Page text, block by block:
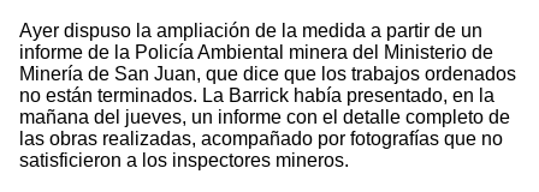
Ayer dispuso la ampliación de la medida a partir de un
informe de la Policía Ambiental minera del Ministerio de
Minería de San Juan, que dice que los trabajos ordenados
no están terminados. La Barrick había presentado, en la
mañana del jueves, un informe con el detalle completo de
las obras realizadas, acompañado por fotografías que no
satisficieron a los inspectores mineros.